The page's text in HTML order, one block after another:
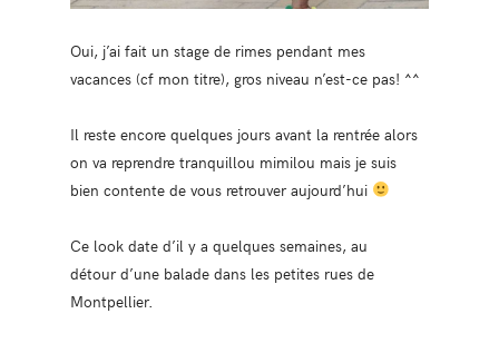
Oui, j’ai fait un stage de rimes pendant mes
vacances (cf mon titre), gros niveau n’est-ce pas! ^^
Il reste encore quelques jours avant la rentrée alors
on va reprendre tranquillou mimilou mais je suis
bien contente de vous retrouver aujourd’hui
Ce look date d’il y a quelques semaines, au
détour d’une balade dans les petites rues de
Montpellier.